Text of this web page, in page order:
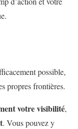
possible,
propres frontières.
votre visibilité,
. Vous pouvez y